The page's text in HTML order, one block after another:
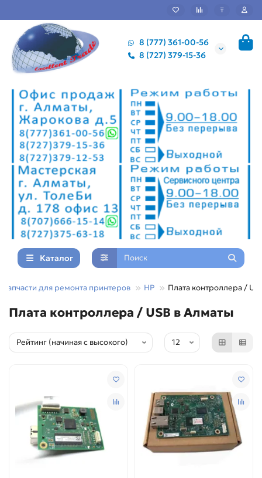
₸
8 (777) 361-00-56
8 (727) 379-15-36
Каталог
Запчасти для ремонта принтеров HP Плата контроллера /
Плата контроллера / USB в Алматы